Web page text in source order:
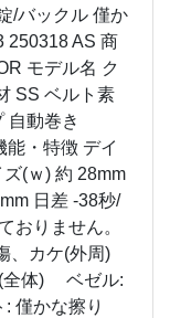
/バックル 僅か
AS 商
モデル名 ク
SS ベルト素
自動巻き
能・特徴 デイ
(ｗ) 約 28mm
日差 -38秒/
りません。
カケ(外周)
(全体) ベゼル:
僅かな擦り